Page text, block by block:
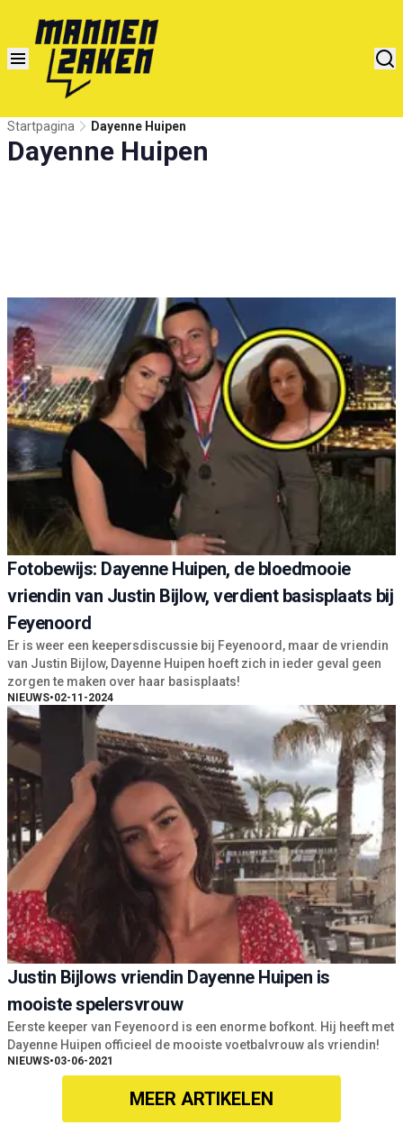
Startpagina Dayenne Huipen
Dayenne Huipen
Fotobewijs: Dayenne Huipen, de bloedmooie
vriendin van Justin Bijlow, verdient basisplaats bij
Feyenoord
Er is weer een keepersdiscussie bij Feyenoord, maar de vriendin
van Justin Bijlow, Dayenne Huipen hoeft zich in ieder geval geen
zorgen te maken over haar basisplaats!
NIEUWS•02-11-2024
Justin Bijlows vriendin Dayenne Huipen is
mooiste spelersvrouw
Eerste keeper van Feyenoord is een enorme bofkont. Hij heeft met
Dayenne Huipen officieel de mooiste voetbalvrouw als vriendin!
NIEUWS•03-06-2021
MEER ARTIKELEN